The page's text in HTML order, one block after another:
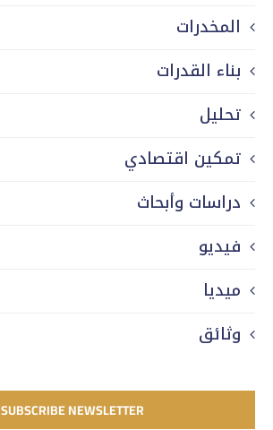
المخدرات
بناء القدرات
تحليل
تمكين اقتصادي
دراسات وأبحاث
فيديو
ميديا
وثائق
SUBSCRIBE NEWSLETTER